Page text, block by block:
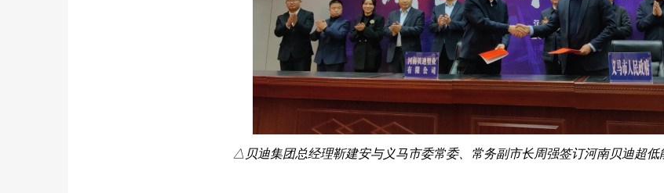
△贝迪集团总经理靳建安与义马市委常委、常务副市长周强签订河南贝迪超